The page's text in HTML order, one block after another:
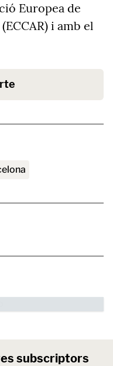
Europea de
i amb el
subscriptors